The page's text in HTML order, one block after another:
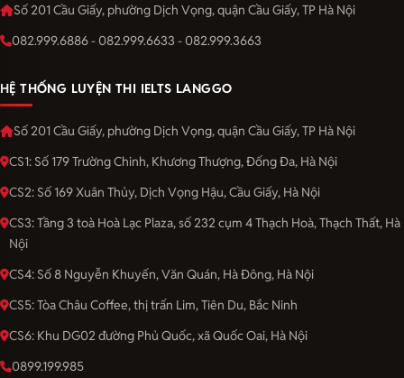
Số 201 Cầu Giấy, phường Dịch Vọng, quận Cầu Giấy, TP Hà Nội
082.999.6886 - 082.999.6633 - 082.999.3663
HỆ THỐNG LUYỆN THI IELTS LANGGO
Số 201 Cầu Giấy, phường Dịch Vọng, quận Cầu Giấy, TP Hà Nội
CS1: Số 179 Trường Chinh, Khương Thượng, Đống Đa, Hà Nội
CS2: Số 169 Xuân Thủy, Dịch Vọng Hậu, Cầu Giấy, Hà Nội
CS3: Tầng 3 toà Hoà Lạc Plaza, số 232 cụm 4 Thạch Hoà, Thạch Thất, Hà
Nội
CS4: Số 8 Nguyễn Khuyến, Văn Quán, Hà Đông, Hà Nội
CS5: Tòa Châu Coffee, thị trấn Lim, Tiên Du, Bắc Ninh
CS6: Khu DG02 đường Phủ Quốc, xã Quốc Oai, Hà Nội
0899.199.985